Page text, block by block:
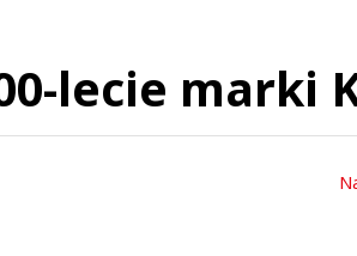
lecie marki